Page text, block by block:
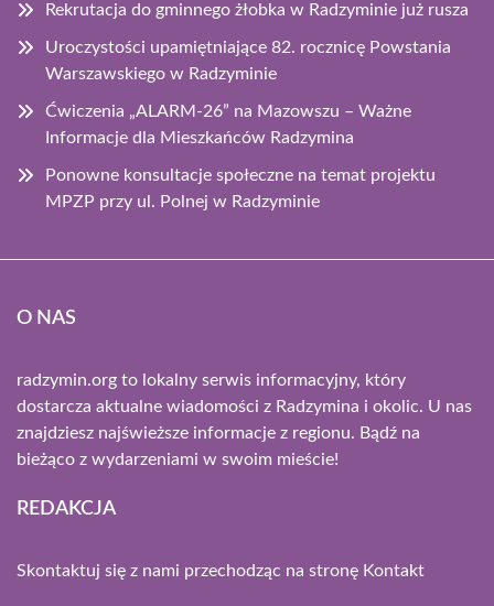
Rekrutacja do gminnego żłobka w Radzyminie już rusza
Uroczystości upamiętniające 82. rocznicę Powstania
Warszawskiego w Radzyminie
Ćwiczenia „ALARM-26” na Mazowszu – Ważne
Informacje dla Mieszkańców Radzymina
Ponowne konsultacje społeczne na temat projektu
MPZP przy ul. Polnej w Radzyminie
O NAS
radzymin.org to lokalny serwis informacyjny, który
dostarcza aktualne wiadomości z Radzymina i okolic. U nas
znajdziesz najświeższe informacje z regionu. Bądź na
bieżąco z wydarzeniami w swoim mieście!
REDAKCJA
Skontaktuj się z nami przechodząc na stronę Kontakt